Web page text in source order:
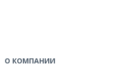
О КОМПАНИИ